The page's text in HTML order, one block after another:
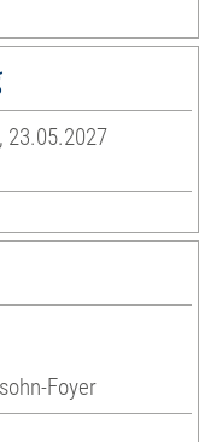
23.05.2027
Foyer